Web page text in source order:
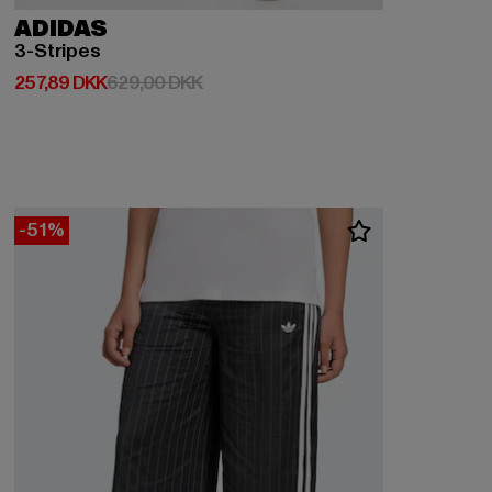
ADIDAS
3-Stripes
257,89 DKK
Nuværende pris: 257,89 DKK
629,00 DKKKampagnepris: 629,00 DKK
-51%